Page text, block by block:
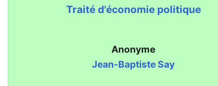
Traité d'économie politique
Anonyme
Jean-Baptiste Say